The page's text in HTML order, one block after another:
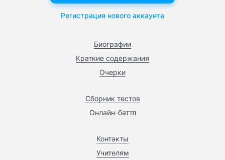
Биографии
Краткие содержания
Очерки
Сборник тестов
Онлайн-баттл
Контакты
Учителям
Регистрация нового аккаунта